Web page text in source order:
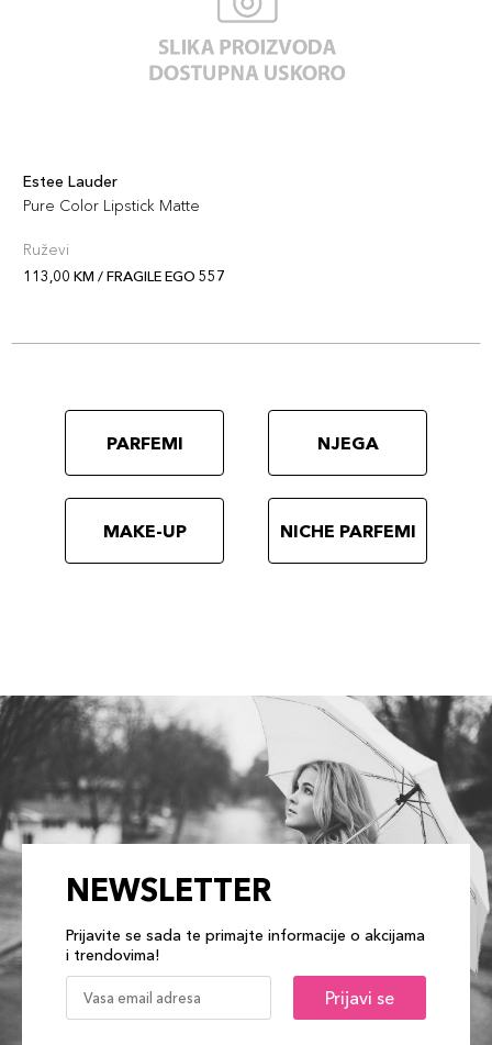
Estee Lauder
Pure Color Lipstick Matte
Ruževi
113,00 KM / FRAGILE EGO 557
PARFEMI NJEGA
MAKE-UP NICHE PARFEMI
NEWSLETTER
Prijavite se sada te primajte informacije o akcijama
i trendovima!
Prijavi se